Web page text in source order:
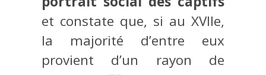
et constate que, si au XVIIe,
la majorité d’entre eux
provient d’un rayon de